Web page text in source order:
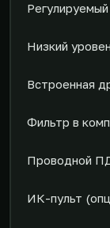
Низкий
Встроенная
Фильтр в
Проводной
ИК-пульт